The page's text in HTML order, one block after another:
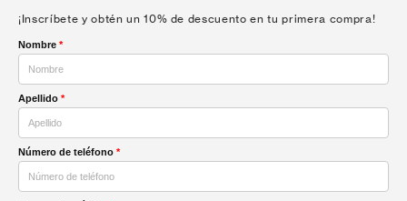
¡Inscríbete y obtén un 10% de descuento en tu primera compra!
Nombre *
Apellido *
Número de teléfono *